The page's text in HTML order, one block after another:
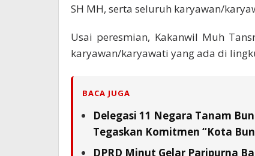
SH MH, serta seluruh karyawan/
Usai peresmian, Kakanwil Muh
karyawan/karyawati yang ada di
BACA JUGA
Delegasi 11 Negara Tanam
Tegaskan Komitmen “Kota
DPRD Minut Gelar Paripurna